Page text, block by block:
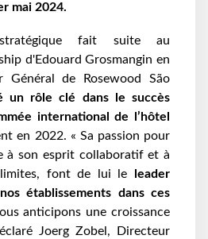
mai 2024.
fait suite au
d'Edouard Grosmangin en
de Rosewood São
un rôle clé dans le succès
international de l’hôtel
en 2022. « Sa passion pour
à son esprit collaboratif et à
font de lui le
leader
établissements dans ces
anticipons une croissance
Joerg Zobel, Directeur